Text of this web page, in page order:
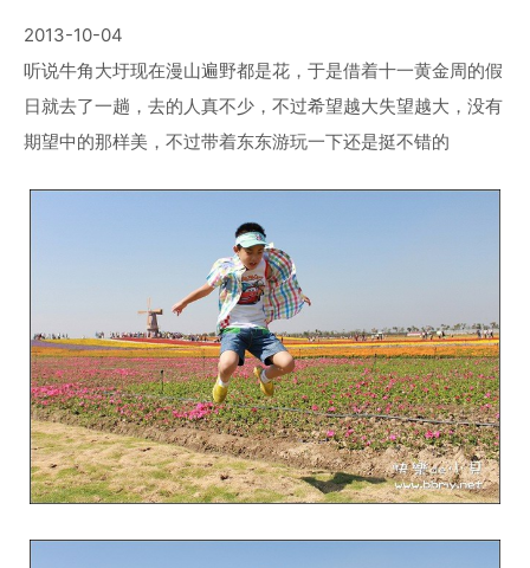
2013-10-04
听说牛角大圩现在漫山遍野都是花，于是借着十一黄金周的假
日就去了一趟，去的人真不少，不过希望越大失望越大，没有
期望中的那样美，不过带着东东游玩一下还是挺不错的